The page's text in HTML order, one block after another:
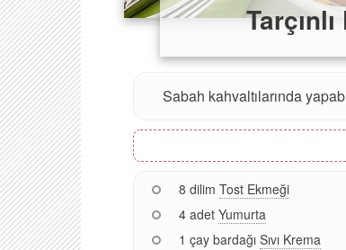
Sabah kahvaltılarında
8 dilim Tost Ekmeği
4 adet Yumurta
1 çay bardağı Sıvı Krema